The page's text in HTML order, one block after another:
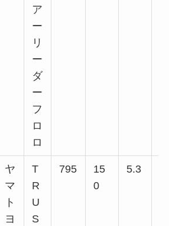
ア
ー
リ
ー
ダ
ー
フ
ロ
ロ
ヤ
マ
ト
ヨ
T
R
U
S
795
15
0
5.3